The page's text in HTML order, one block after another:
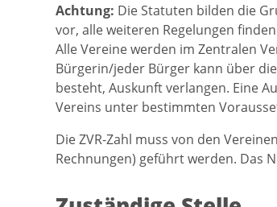
Achtung: Die Statuten bilden die
vor, alle weiteren Regelungen
Alle Vereine werden im Zentralen
Bürgerin/jeder Bürger kann über
besteht, Auskunft verlangen. Eine
Vereins unter bestimmten
Die ZVR-Zahl muss von den
Rechnungen) geführt werden. Das